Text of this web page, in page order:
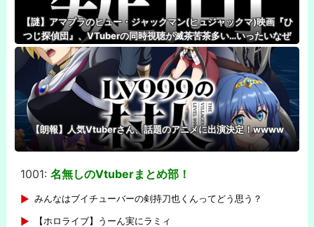
【謎】アマプラのヒュー・ジャックマン(ヒュジャックマ)映画『ひ
つじ探偵団』、VTuberの同時視聴が滅茶苦茶多い…いったいなぜ
【朗報】人気Vtuberさん、話題のアニメに出演決定！wwww
1001: 名無しのVtuberまとめ部！
みんなはブイチューバーの剣持刀也くんってどう思う？
【ホロライブ】うーん実にラミィ